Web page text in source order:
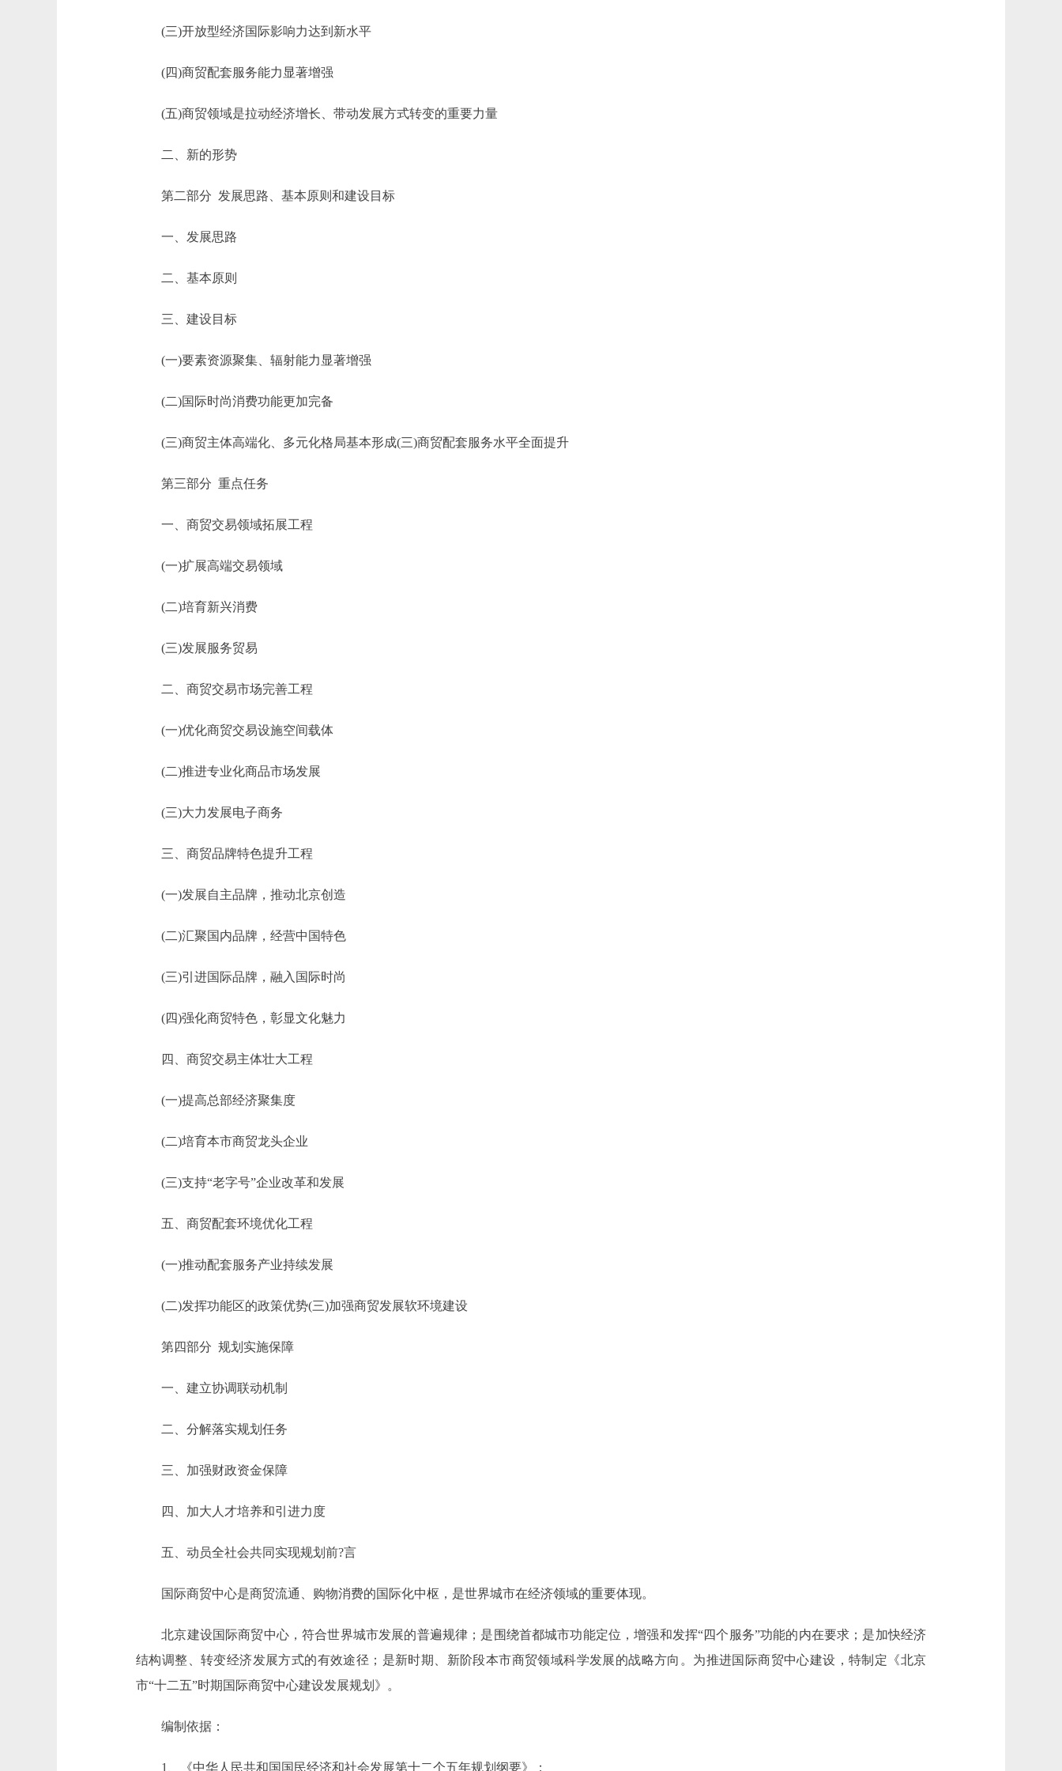
(三)开放型经济国际影响力达到新水平
(四)商贸配套服务能力显著增强
(五)商贸领域是拉动经济增长、带动发展方式转变的重要力量
二、新的形势
第二部分 发展思路、基本原则和建设目标
一、发展思路
二、基本原则
三、建设目标
(一)要素资源聚集、辐射能力显著增强
(二)国际时尚消费功能更加完备
(三)商贸主体高端化、多元化格局基本形成(三)商贸配套服务水平全面提升
第三部分 重点任务
一、商贸交易领域拓展工程
(一)扩展高端交易领域
(二)培育新兴消费
(三)发展服务贸易
二、商贸交易市场完善工程
(一)优化商贸交易设施空间载体
(二)推进专业化商品市场发展
(三)大力发展电子商务
三、商贸品牌特色提升工程
(一)发展自主品牌，推动北京创造
(二)汇聚国内品牌，经营中国特色
(三)引进国际品牌，融入国际时尚
(四)强化商贸特色，彰显文化魅力
四、商贸交易主体壮大工程
(一)提高总部经济聚集度
(二)培育本市商贸龙头企业
(三)支持“老字号”企业改革和发展
五、商贸配套环境优化工程
(一)推动配套服务产业持续发展
(二)发挥功能区的政策优势(三)加强商贸发展软环境建设
第四部分 规划实施保障
一、建立协调联动机制
二、分解落实规划任务
三、加强财政资金保障
四、加大人才培养和引进力度
五、动员全社会共同实现规划前?言
国际商贸中心是商贸流通、购物消费的国际化中枢，是世界城市在经济领域的重要体现。
北京建设国际商贸中心，符合世界城市发展的普遍规律；是围绕首都城市功能定位，增强和发挥“四个服务”功能的内在要求；是加快经济
结构调整、转变经济发展方式的有效途径；是新时期、新阶段本市商贸领域科学发展的战略方向。为推进国际商贸中心建设，特制定《北京
市“十二五”时期国际商贸中心建设发展规划》。
编制依据：
1、《中华人民共和国国民经济和社会发展第十二个五年规划纲要》；